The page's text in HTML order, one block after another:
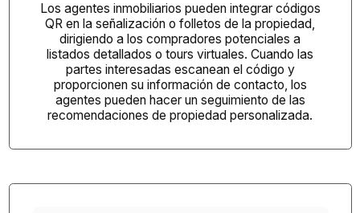
Los agentes inmobiliarios pueden integrar códigos
QR en la señalización o folletos de la propiedad,
dirigiendo a los compradores potenciales a
listados detallados o tours virtuales. Cuando las
partes interesadas escanean el código y
proporcionen su información de contacto, los
agentes pueden hacer un seguimiento de las
recomendaciones de propiedad personalizada.